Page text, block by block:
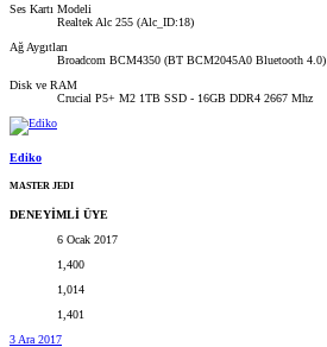
Ses Kartı Modeli
Realtek Alc 255 (Alc_ID:18)
Ağ Aygıtları
Broadcom BCM4350 (BT BCM2045A0 Bluetooth 4.0)
Disk ve RAM
Crucial P5+ M2 1TB SSD - 16GB DDR4 2667 Mhz
Ediko
MASTER JEDI
DENEYİMLİ ÜYE
6 Ocak 2017
1,400
1,014
1,401
3 Ara 2017